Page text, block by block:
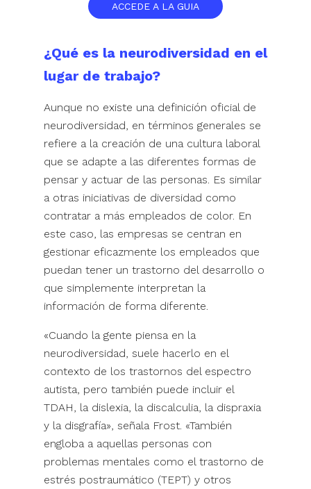
ACCEDE A LA GUIA
¿Qué es la neurodiversidad en el
lugar de trabajo?
Aunque no existe una definición oficial de
neurodiversidad, en términos generales se
refiere a la creación de una cultura laboral
que se adapte a las diferentes formas de
pensar y actuar de las personas. Es similar
a otras iniciativas de diversidad como
contratar a más empleados de color. En
este caso, las empresas se centran en
gestionar eficazmente los empleados que
puedan tener un trastorno del desarrollo o
que simplemente interpretan la
información de forma diferente.
«Cuando la gente piensa en la
neurodiversidad, suele hacerlo en el
contexto de los trastornos del espectro
autista, pero también puede incluir el
TDAH, la dislexia, la discalculia, la dispraxia
y la disgrafía», señala Frost. «También
engloba a aquellas personas con
problemas mentales como el trastorno de
estrés postraumático (TEPT) y otros